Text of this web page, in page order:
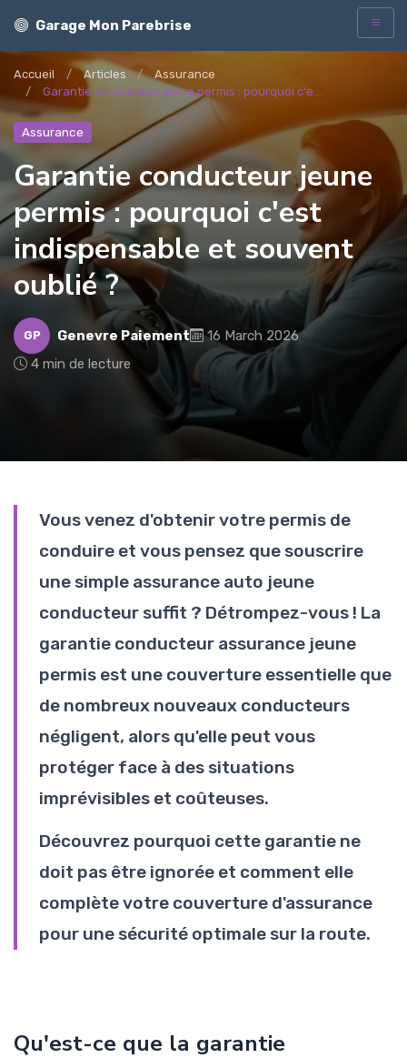
Garage Mon Parebrise
Accueil Articles
Assurance
Garantie conducteur jeune permis : pourquoi c'e...
Assurance
Garantie conducteur jeune
permis : pourquoi c'est
indispensable et souvent
oublié ?
GP Genevre Paiement
16 March 2026
4 min de lecture
Vous venez d'obtenir votre permis de
conduire et vous pensez que souscrire
une simple assurance auto jeune
conducteur suffit ? Détrompez-vous ! La
garantie conducteur assurance jeune
permis est une couverture essentielle que
de nombreux nouveaux conducteurs
négligent, alors qu'elle peut vous
protéger face à des situations
imprévisibles et coûteuses.
Découvrez pourquoi cette garantie ne
doit pas être ignorée et comment elle
complète votre couverture d'assurance
pour une sécurité optimale sur la route.
Qu'est-ce que la garantie